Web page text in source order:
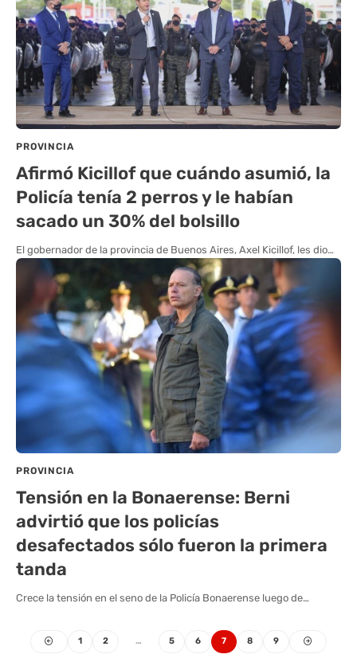
PROVINCIA
Afirmó Kicillof que cuándo asumió, la
Policía tenía 2 perros y le habían
sacado un 30% del bolsillo
El gobernador de la provincia de Buenos Aires, Axel Kicillof, les dio…
PROVINCIA
Tensión en la Bonaerense: Berni
advirtió que los policías
desafectados sólo fueron la primera
tanda
Crece la tensión en el seno de la Policía Bonaerense luego de…
1 2 … 5 6 7 8 9